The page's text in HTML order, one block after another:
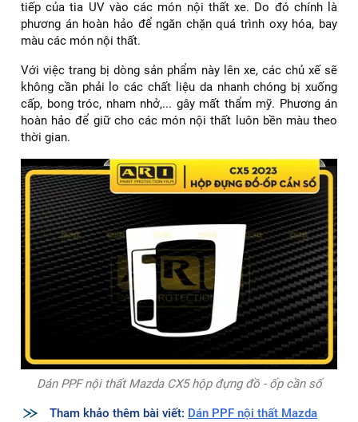
tiếp của tia UV vào các món nội thất xe. Do đó chính là
phương án hoàn hảo để ngăn chặn quá trình oxy hóa, bay
màu các món nội thất.
Với việc trang bị dòng sản phẩm này lên xe, các chủ xế sẽ
không cần phải lo các chất liệu da nhanh chóng bị xuống
cấp, bong tróc, nham nhở,... gây mất thẩm mỹ. Phương án
hoàn hảo để giữ cho các món nội thất luôn bền màu theo
thời gian.
Dán PPF nội thất Mazda CX5 hộp đựng đồ - ốp cần số
Tham khảo thêm bài viết: Dán PPF nội thất Mazda